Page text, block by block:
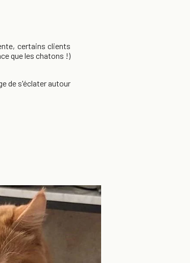
certains clients
que les chatons !)
de s'éclater autour